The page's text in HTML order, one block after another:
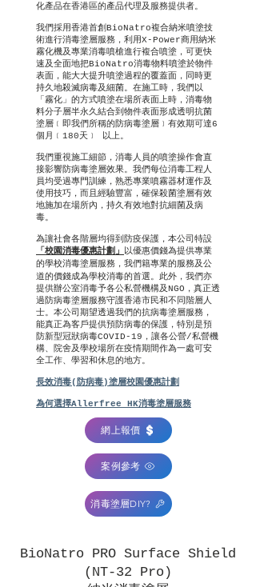
化產品在香港區的產品代理及服務提供者。
我們採用香港首創BioNatro複合納米噴塗技
術進行消毒塗層服務，利用X-Power商用納米
霧化機及專業消毒噴槍進行複合噴塗，可更快
速及全面地把BioNatro消毒物料噴塗於物件
表面，能大大提升噴塗過程的覆蓋面，同時更
持久地殺滅病毒及細菌。在施工時，我們以
「霧化」的方式噴塗在場所表面上時，消毒物
料分子層半永久結合到物件表面形成透明抗菌
塗層﹝即我們所稱的防病毒塗層﹞有效期可達6
個月﹝180天﹞ 以上。
我們重視施工細節，消毒人員的噴塗操作會直
接影響防病毒塗層效果。我們每位消毒工程人
員均受過專門訓練，熟悉專業噴霧器材運作及
使用技巧，而且經驗豐富，確保殺菌塗層有效
地施加在場所內，持久有效地對抗細菌及病
毒。
為讓社會各階層均得到防疫保護，本公司特設
「校園消毒優惠計劃」 以優惠價錢為提供專業
的學校消毒塗層服務， 我們籍專業的服務及公
道的價錢成為學校消毒的首選。此外， 我們亦
提供辦公室消毒予各公私營機構及NGO，真正透
過防病毒塗層服務守護香港市民和不同階層人
士。本公司期望透過我們的抗病毒塗層服務，
能真正為客戶提供預防病毒的保護，特別是預
防新型冠狀病毒COVID-19，讓各公營/私營機
構、院舍及學校場所在疫情期間作為一處可安
全工作、學習和休息的地方。
長效消毒(防病毒)塗層校園優惠計劃
為何選擇Allerfree HK消毒塗層服務
網上報價
案例參考
消毒塗層DIY?
BioNatro PRO Surface Shield
(NT-32 Pro)